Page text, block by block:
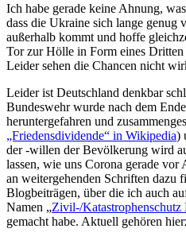
Ich habe gerade keine Ahnung,
dass die Ukraine sich lange genug
außerhalb kommt und hoffe
Tor zur Hölle in Form eines Dritten
Leider sehen die Chancen nicht
Leider ist Deutschland denkbar
Bundeswehr wurde nach dem
heruntergefahren und
„Friedensdividende“ in Wikipedia)
der -willen der Bevölkerung wird
lassen, wie uns Corona gerade
an weitergehenden Schriften dazu
Blogbeiträgen, über die ich auch
Namen „Zivil-/Katastrophenschutz
gemacht habe. Aktuell gehören